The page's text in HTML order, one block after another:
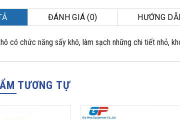
ĐÁNH GIÁ (0) HƯỚNG
có chức năng sấy khô, làm sạch những chi tiết nhỏ,
TƯƠNG TỰ